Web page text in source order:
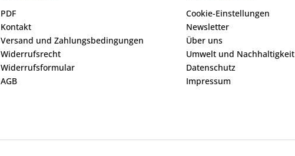
PDF
Kontakt
Versand und Zahlungsbedingungen
Widerrufsrecht
Widerrufsformular
AGB
Cookie-Einstellungen
Newsletter
Über uns
Umwelt und Nachhaltigkeit
Datenschutz
Impressum